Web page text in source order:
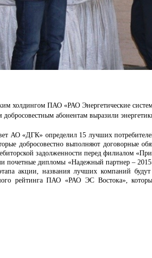
холдингом ПАО «РАО Энергетические
абонентам выразили
АО «ДГК» определил 15 лучших
добросовестно выполняют договорные
задолженности перед филиалом
почетные дипломы «Надежный партнер –
акции, названия лучших компаний
рейтинга ПАО «РАО ЭС Востока»,